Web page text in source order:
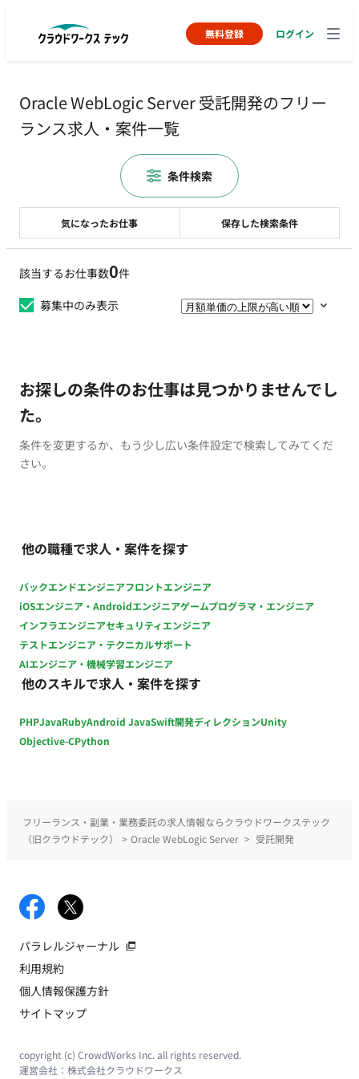
無料登録 ログイン
Oracle WebLogic Server 受託開発のフリー
ランス求人・案件一覧
該当するお仕事数0件
募集中のみ表示
お探しの条件のお仕事は見つかりませんでし
た。
条件を変更するか、もう少し広い条件設定で検索してみてくだ
さい。
他の職種で求人・案件を探す
バックエンドエンジニアフロントエンジニア
iOSエンジニア・Androidエンジニアゲームプログラマ・エンジニア
インフラエンジニアセキュリティエンジニア
テストエンジニア・テクニカルサポート
AIエンジニア・機械学習エンジニア
他のスキルで求人・案件を探す
PHPJavaRubyAndroid JavaSwift開発ディレクションUnity
Objective-CPython
気になったお仕事 保存した検索条件
条件検索
フリーランス・副業・業務委託の求人情報ならクラウドワークステック
（旧クラウドテック）
> Oracle WebLogic Server > 受託開発
パラレルジャーナル
利用規約
個人情報保護方針
サイトマップ
copyright (c) CrowdWorks Inc. all rights reserved.
運営会社： 株式会社クラウドワークス